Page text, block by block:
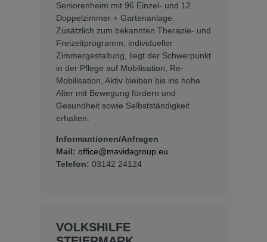
Seniorenheim mit 96 Einzel- und 12
Doppelzimmer + Gartenanlage.
Zusätzlich zum bekannten Therapie- und
Freizeitprogramm, individueller
Zimmergestaltung, liegt der Schwerpunkt
in der Pflege auf Mobilisation, Re-
Mobilisation, Aktiv bleiben bis ins hohe
Alter mit Bewegung fördern und
Gesundheit sowie Selbstständigkeit
erhalten.
Informantionen/Anfragen
Mail: office@mavidagroup.eu
Telefon: 03142 24124
VOLKSHILFE